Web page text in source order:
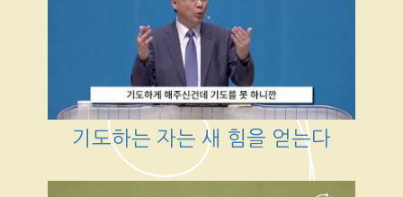
기도하는 자는 새 힘을 얻는다